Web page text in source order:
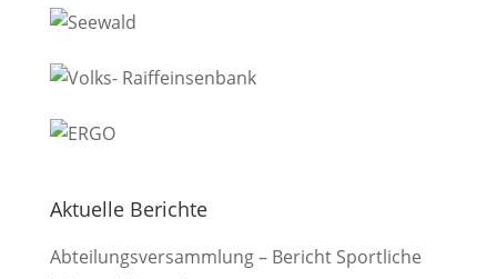
Aktuelle Berichte
Abteilungsversammlung – Bericht Sportliche